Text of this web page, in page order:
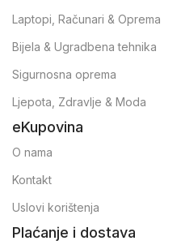
Laptopi, Računari & Oprema
Bijela & Ugradbena tehnika
Sigurnosna oprema
Ljepota, Zdravlje & Moda
eKupovina
O nama
Kontakt
Uslovi korištenja
Plaćanje i dostava